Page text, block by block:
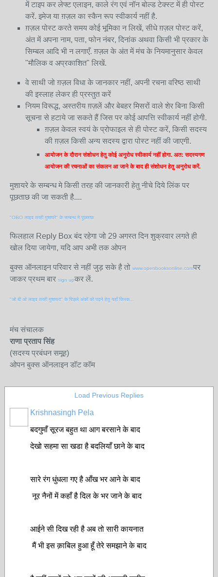
में टाइप कर लेफ्ट एलाइन, काले रंग एवं नॉन बोल्ड टेक्स्ट में ही पोस्ट
करें. इमेज या ग़ज़ल का स्कैन रूप स्वीकार्य नहीं है.
ग़ज़ल पोस्ट करते समय कोई भूमिका न लिखें, सीधे ग़ज़ल पोस्ट करें,
अंत में अपना नाम, पता, फोन नंबर, दिनांक अथवा किसी भी प्रकार के
सिम्बल आदि भी न लगाएँ. ग़ज़ल के अंत में मंच के नियमानुसार केवल
"मौलिक व अप्रकाशित" लिखें.
वे साथी जो ग़ज़ल विधा के जानकार नहीं, अपनी रचना वरिष्ठ साथी
की इस्लाह लेकर ही प्रस्तुत करें
नियम विरूद्ध, अस्तरीय ग़ज़लें और बेबहर मिसरों वाले शेर बिना किसी
सूचना से हटाये जा सकते हैं जिस पर कोई आपत्ति स्वीकार्य नहीं होगी.
ग़ज़ल केवल स्वयं के प्रोफाइल से ही पोस्ट करें, किसी सदस्य
की ग़ज़ल किसी अन्य सदस्य द्वारा पोस्ट नहीं की जाएगी.
आयोजन के दौरान संशोधन हेतु कोई अनुरोध स्वीकार्य नहीं होगा. अत: सदस्यगण
आयोजन की रचनाओं का संकलन आ जाने के बाद ही संशोधन हेतु अनुरोध करें.
मुशायरे के सम्बन्ध मे किसी तरह की जानकारी हेतु नीचे दिये लिंक पर
पूछताछ की जा सकती है....
"OBO लाइव तरही मुशायरे" के सम्बन्ध मे पूछताछ
फिलहाल Reply Box बंद रहेगा जो 29 अगस्त दिन शुक्रवार लगते ही
खोल दिया जायेगा, यदि आप अभी तक ओपन
बुक्स ऑनलाइन परिवार से नहीं जुड़ सके है तो www.openbooksonline.comपर
जाकर प्रथम बार sign upकर लें.
"ओ बी ओ लाइव तरही मुशायरा" के पिछ्ले अंकों को पढ़ने हेतु यहाँ क्लिक...
मंच संचालक
राणा प्रताप सिंह
(सदस्य प्रबंधन समूह)
ओपन बुक्स ऑनलाइन डॉट कॉम
Load Previous Replies
Krishnasingh Pela
बदगुमाँ सूरज बहुत था आग बरसाने के बाद
देखो सहमा सा खडा है बदलियाँ छाने के बाद
सारे रंग धुंधला गए है आँख भर आने के बाद
नूर नैनों में कहाँ है दिल के भर जाने के बाद
आईने सी दिख रही है अब तो सारी कायनात
मैं भी इस क़ाबिल हुआ हूँ तेरे समझाने के बाद